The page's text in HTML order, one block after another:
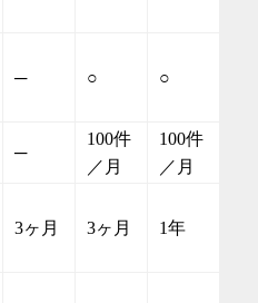
─ ○ ○
─
100件
／月
100件
／月
3ヶ月 3ヶ月 1年